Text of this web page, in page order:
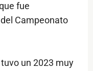
fue
Campeonato
un 2023 muy